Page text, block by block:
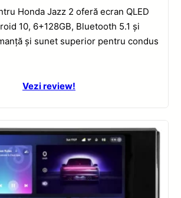
Honda Jazz 2 oferă ecran QLED
10, 6+128GB, Bluetooth 5.1 și
și sunet superior pentru condus
Vezi review!